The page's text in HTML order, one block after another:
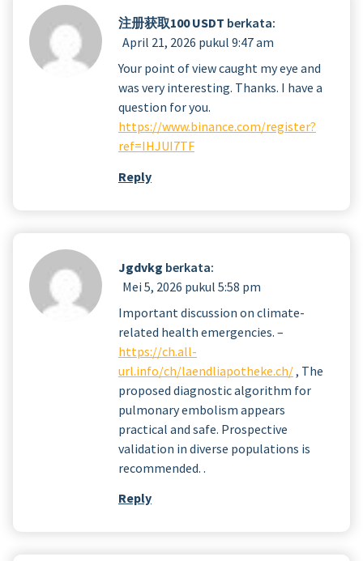
注册获取100 USDT berkata:
April 21, 2026 pukul 9:47 am
Your point of view caught my eye and
was very interesting. Thanks. I have a
question for you.
https://www.binance.com/register?
ref=IHJUI7TF
Reply
Jgdvkg berkata:
Mei 5, 2026 pukul 5:58 pm
Important discussion on climate-
related health emergencies. –
https://ch.all-
url.info/ch/laendliapotheke.ch/, The
proposed diagnostic algorithm for
pulmonary embolism appears
practical and safe. Prospective
validation in diverse populations is
recommended. .
Reply